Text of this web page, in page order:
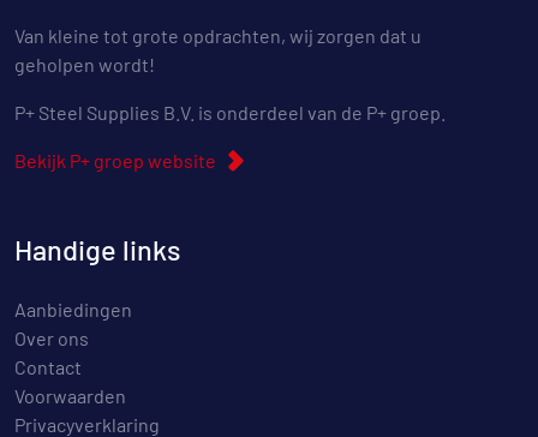
Van kleine tot grote opdrachten, wij zorgen dat u
geholpen wordt!
P+ Steel Supplies B.V. is onderdeel van de P+ groep.
Bekijk P+ groep website
Handige links
Aanbiedingen
Over ons
Contact
Voorwaarden
Privacyverklaring